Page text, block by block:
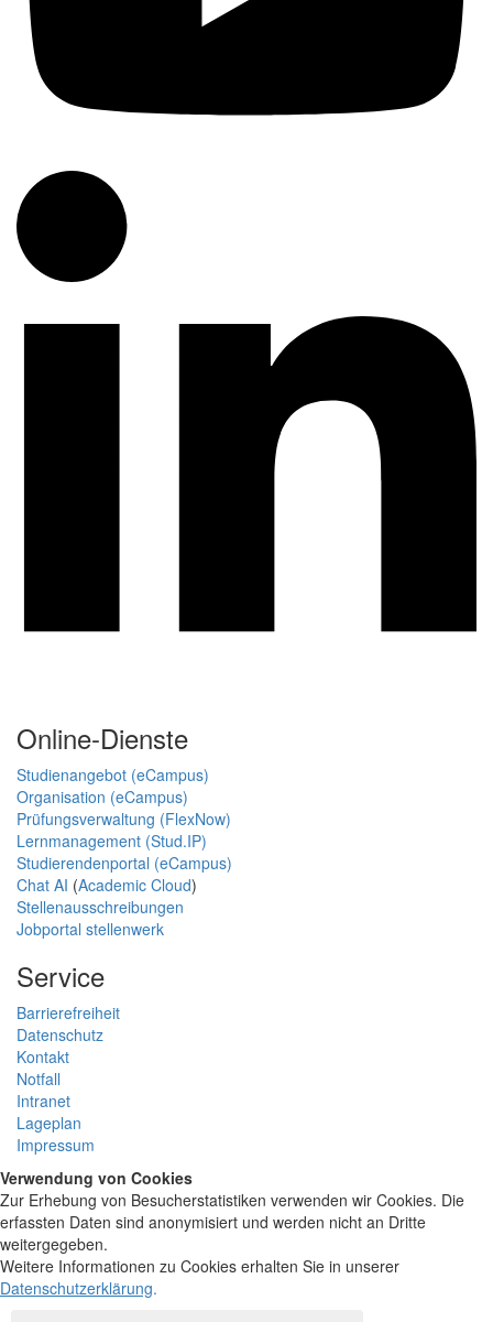
Online-Dienste
Studienangebot (eCampus)
Organisation (eCampus)
Prüfungsverwaltung (FlexNow)
Lernmanagement (Stud.IP)
Studierendenportal (eCampus)
Chat AI (Academic Cloud)
Stellenausschreibungen
Jobportal stellenwerk
Service
Barrierefreiheit
Datenschutz
Kontakt
Notfall
Intranet
Lageplan
Impressum
Verwendung von Cookies
Zur Erhebung von Besucherstatistiken verwenden wir Cookies. Die
erfassten Daten sind anonymisiert und werden nicht an Dritte
weitergegeben.
Weitere Informationen zu Cookies erhalten Sie in unserer
Datenschutzerklärung.